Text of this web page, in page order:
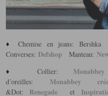
♦
Chemise en jeans:
Converses: Defshop Manteau:
♦
Collier:
d’oreilles: Monabbey
&Dot: Renegade et